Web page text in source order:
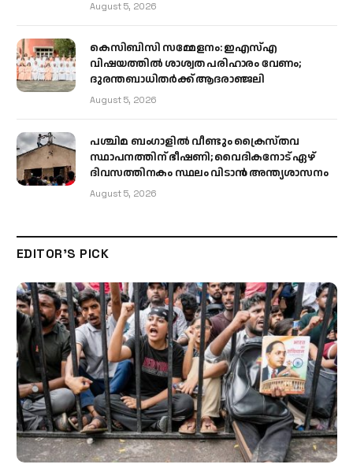
August 5, 2026
കെസിബിസി സമ്മേളനം: ഇഎസ്എ
വിഷയത്തിൽ ശാശ്വത പരിഹാരം വേണം;
ദുരന്തബാധിതർക്ക് ആദരാഞ്ജലി
August 5, 2026
പശ്ചിമ ബംഗാളിൽ വീണ്ടും ക്രൈസ്തവ
സ്ഥാപനത്തിന് ഭീഷണി; വൈദികനോട് ഏഴ്
ദിവസത്തിനകം സ്ഥലം വിടാൻ അന്ത്യശാസനം
August 5, 2026
EDITOR'S PICK